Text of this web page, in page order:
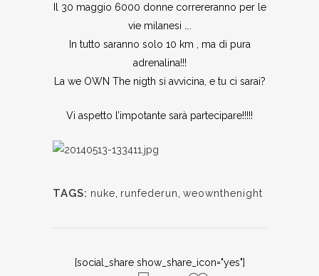
Il 30 maggio 6000 donne correreranno per le
vie milanesi ….
In tutto saranno solo 10 km , ma di pura
adrenalina!!!
La we OWN The nigth si avvicina, e tu ci sarai?
Vi aspetto l’impotante sarà partecipare!!!!!
TAGS: nuke runfederun weownthenight
[social_share show_share_icon="yes"]